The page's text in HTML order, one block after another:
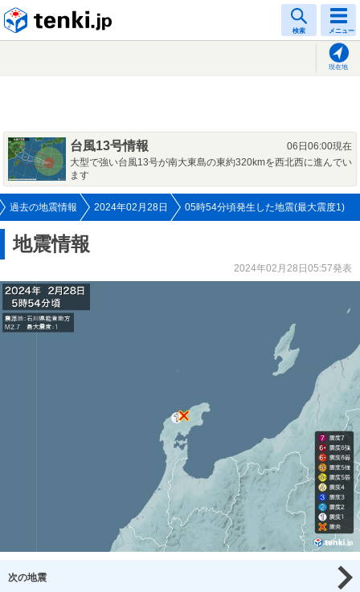
検索 メニュー
現在地
台風13号情報
06日06:00現在
大型で強い台風13号が南大東島の東約320kmを西北西に進んでい
ます
過去の地震情報 2024年02月28日 05時54分頃発生した地震(最大震度1)
地震情報
2024年02月28日05:57発表
次の地震